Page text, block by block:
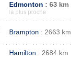
Edmonton : 63 km
la plus proche
Brampton : 2663 km
Hamilton : 2684 km